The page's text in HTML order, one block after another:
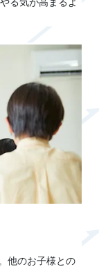
他のお子様との